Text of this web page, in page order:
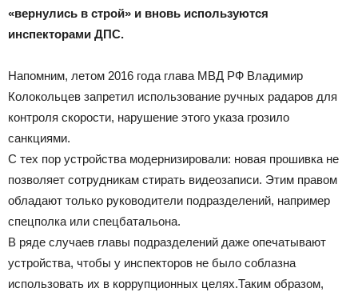
Официальный
сайт
газеты
«вернулись в строй» и вновь используются
инспекторами ДПС.
Напомним, летом 2016 года глава МВД РФ Владимир
Колокольцев запретил использование ручных радаров для
контроля скорости, нарушение этого указа грозило
санкциями.
С тех пор устройства модернизировали: новая прошивка не
позволяет сотрудникам стирать видеозаписи. Этим правом
обладают только руководители подразделений, например
спецполка или спецбатальона.
В ряде случаев главы подразделений даже опечатывают
устройства, чтобы у инспекторов не было соблазна
использовать их в коррупционных целях.Таким образом,